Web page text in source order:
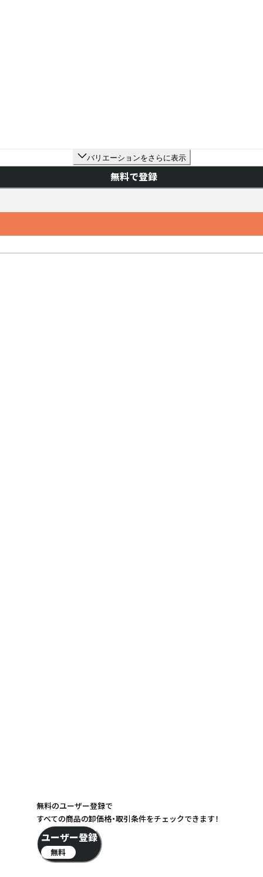
バリエーションをさらに表示
無料で登録
無料のユーザー登録で
すべての商品の卸価格・取引条件をチェックできます！
ユーザー登録
無料